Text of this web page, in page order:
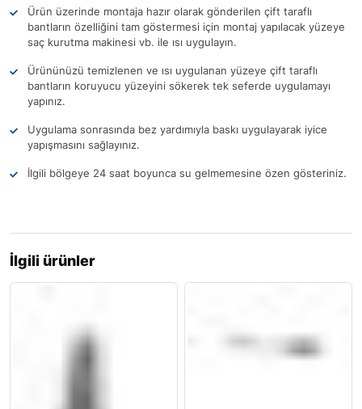
Ürün üzerinde montaja hazır olarak gönderilen çift taraflı
bantların özelliğini tam göstermesi için montaj yapılacak yüzeye
saç kurutma makinesi vb. ile ısı uygulayın.
Ürününüzü temizlenen ve ısı uygulanan yüzeye çift taraflı
bantların koruyucu yüzeyini sökerek tek seferde uygulamayı
yapınız.
Uygulama sonrasında bez yardımıyla baskı uygulayarak iyice
yapışmasını sağlayınız.
İlgili bölgeye 24 saat boyunca su gelmemesine özen gösteriniz.
İlgili ürünler